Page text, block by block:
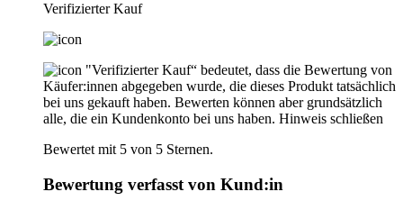
Verifizierter Kauf
"Verifizierter Kauf“ bedeutet, dass die Bewertung von
Käufer:innen abgegeben wurde, die dieses Produkt tatsächlich
bei uns gekauft haben. Bewerten können aber grundsätzlich
alle, die ein Kundenkonto bei uns haben. Hinweis schließen
Bewertet mit 5 von 5 Sternen.
Bewertung verfasst von Kund:in